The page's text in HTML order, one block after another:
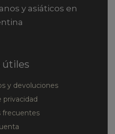
y asiáticos en
útiles
y devoluciones
privacidad
frecuentes